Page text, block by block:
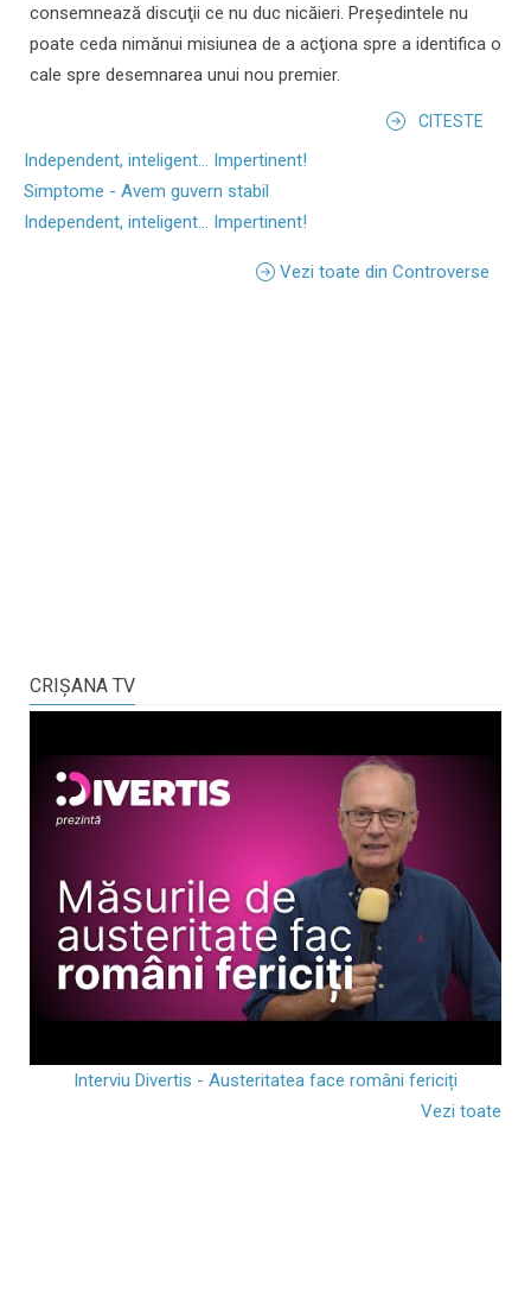
consemnează discuţii ce nu duc nicăieri. Preşedintele nu
poate ceda nimănui misiunea de a acţiona spre a identifica o
cale spre desemnarea unui nou premier.
CITESTE
Independent, inteligent... Impertinent!
Simptome - Avem guvern stabil
Independent, inteligent... Impertinent!
Vezi toate din Controverse
CRIŞANA TV
Interviu Divertis - Austeritatea face români fericiți
Vezi toate